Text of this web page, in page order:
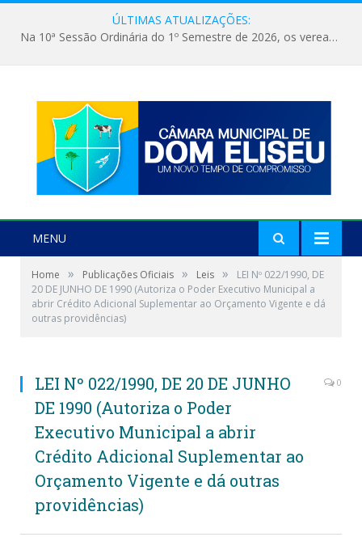
ÚLTIMAS ATUALIZAÇÕES:
Na 10ª Sessão Ordinária do 1º Semestre de 2026, os vereadores receberam a nova comandante do 51º Batalhão de Polícia Militar, a Major Alessandra Lopes Leal Bandeira. A visita institucional proporcionou a apresentação da oficial aos parlamentares e reforçou o compromisso de cooperação entre a Polícia Militar e o Poder Legislativo em prol da segurança da população.
MENU
Home » Publicações Oficiais » Leis »
LEI Nº 022/1990, DE
20 DE JUNHO DE 1990 (Autoriza o Poder Executivo Municipal a
abrir Crédito Adicional Suplementar ao Orçamento Vigente e dá
outras providências)
LEI Nº 022/1990, DE 20 DE JUNHO
DE 1990 (Autoriza o Poder
Executivo Municipal a abrir
Crédito Adicional Suplementar ao
Orçamento Vigente e dá outras
providências)
0